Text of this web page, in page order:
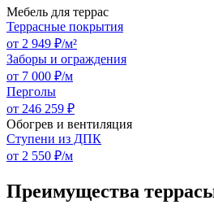
Мебель для террас
Террасные покрытия
от 2 949 ₽/м²
Заборы и ограждения
от 7 000 ₽/м
Перголы
от 246 259 ₽
Обогрев и вентиляция
Ступени из ДПК
от 2 550 ₽/м
Преимущества